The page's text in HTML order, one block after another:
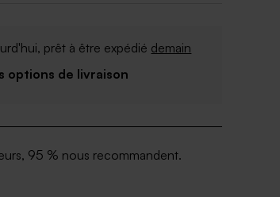
prêt à être expédié demain
options de livraison
95 % nous recommandent.